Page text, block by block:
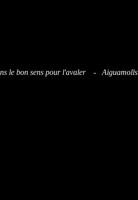
le bon sens pour l'avaler - Aiguamolls